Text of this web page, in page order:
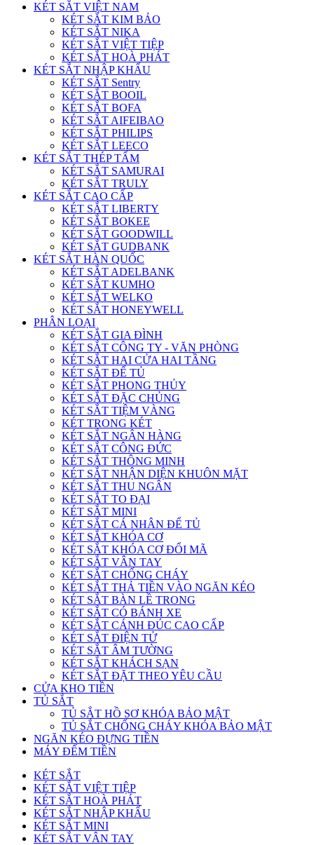
KÉT SẮT VIỆT NAM
KÉT SẮT KIM BẢO
KÉT SẮT NIKA
KÉT SẮT VIỆT TIỆP
KÉT SẮT HOÀ PHÁT
KÉT SẮT NHẬP KHẨU
KÉT SẮT Sentry
KÉT SẮT BOOIL
KÉT SẮT BOFA
KÉT SẮT AIFEIBAO
KÉT SẮT PHILIPS
KÉT SẮT LEECO
KÉT SẮT THÉP TẤM
KÉT SẮT SAMURAI
KÉT SẮT TRULY
KÉT SẮT CAO CẤP
KÉT SẮT LIBERTY
KÉT SẮT BOKEE
KÉT SẮT GOODWILL
KÉT SẮT GUDBANK
KÉT SẮT HÀN QUỐC
KÉT SẮT ADELBANK
KÉT SẮT KUMHO
KÉT SẮT WELKO
KÉT SẮT HONEYWELL
PHÂN LOẠI
KÉT SẮT GIA ĐÌNH
KÉT SẮT CÔNG TY - VĂN PHÒNG
KÉT SẮT HAI CỬA HAI TẦNG
KÉT SẮT ĐỂ TỦ
KÉT SẮT PHONG THỦY
KÉT SẮT ĐẶC CHỦNG
KÉT SẮT TIỆM VÀNG
KÉT TRONG KÉT
KÉT SẮT NGÂN HÀNG
KÉT SẮT CÔNG ĐỨC
KÉT SẮT THÔNG MINH
KÉT SẮT NHẬN DIỆN KHUÔN MẶT
KÉT SẮT THU NGÂN
KÉT SẮT TO ĐẠI
KÉT SẮT MINI
KÉT SẮT CÁ NHÂN ĐỂ TỦ
KÉT SẮT KHÓA CƠ
KÉT SẮT KHÓA CƠ ĐỔI MÃ
KÉT SẮT VÂN TAY
KÉT SẮT CHỐNG CHÁY
KÉT SẮT THẢ TIỀN VÀO NGĂN KÉO
KÉT SẮT BÀN LỀ TRONG
KÉT SẮT CÓ BÁNH XE
KÉT SẮT CÁNH ĐÚC CAO CẤP
KÉT SẮT ĐIỆN TỬ
KÉT SẮT ÂM TƯỜNG
KÉT SẮT KHÁCH SẠN
KÉT SẮT ĐẶT THEO YÊU CẦU
CỬA KHO TIỀN
TỦ SẮT
TỦ SẮT HỒ SƠ KHÓA BẢO MẬT
TỦ SẮT CHỐNG CHÁY KHÓA BẢO MẬT
NGĂN KÉO ĐỰNG TIỀN
MÁY ĐẾM TIỀN
KÉT SẮT
KÉT SẮT VIỆT TIỆP
KÉT SẮT HOÀ PHÁT
KÉT SẮT NHẬP KHẨU
KÉT SẮT MINI
KÉT SẮT VÂN TAY